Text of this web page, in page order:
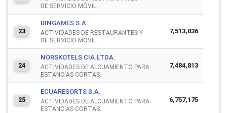
DE SERVICIO MÓVIL...
23
BINGAMES S.A.
ACTIVIDADES DE RESTAURANTES Y
DE SERVICIO MÓVIL...
7,513,036
24
NORSKOTELS CIA.LTDA.
ACTIVIDADES DE ALOJAMIENTO PARA
ESTANCIAS CORTAS.
7,484,813
25
ECUARESORTS S.A.
ACTIVIDADES DE ALOJAMIENTO PARA
ESTANCIAS CORTAS.
6,757,175